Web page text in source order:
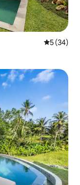
평점 5점(5
5 (34)